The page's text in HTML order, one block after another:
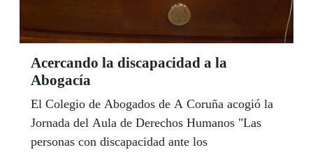
Acercando la discapacidad a la
Abogacía
El Colegio de Abogados de A Coruña acogió la
Jornada del Aula de Derechos Humanos "Las
personas con discapacidad ante los